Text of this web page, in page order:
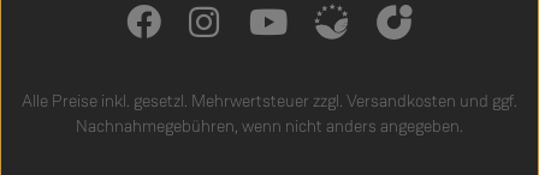
Alle Preise inkl. gesetzl. Mehrwertsteuer zzgl. Versandkosten und ggf.
Nachnahmegebühren, wenn nicht anders angegeben.